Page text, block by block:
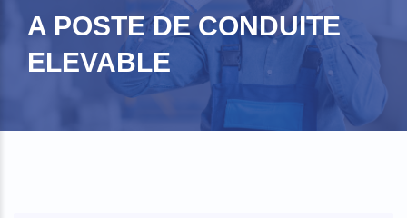
A POSTE DE CONDUITE
ELEVABLE